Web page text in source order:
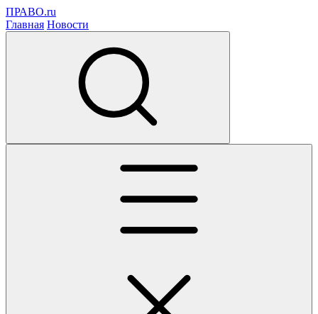
ПРАВО.ru
Главная Новости